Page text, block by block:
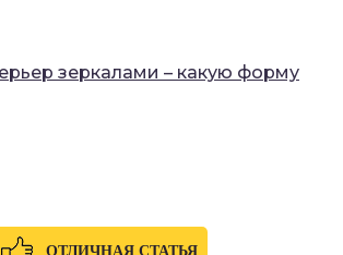
зеркалами – какую форму
ОТЛИЧНАЯ СТАТЬЯ